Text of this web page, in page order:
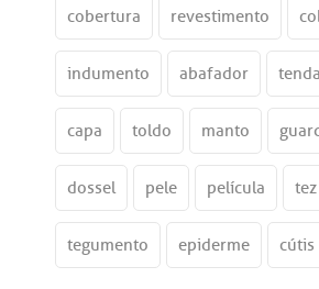
cobertura revestimento
indumento abafador tenda
capa toldo manto
dossel pele película tez
tegumento epiderme cútis